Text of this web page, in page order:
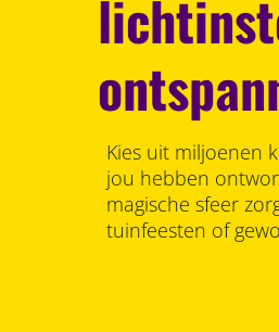
Kies uit miljoenen
jou hebben
magische sfeer
tuinfeesten of